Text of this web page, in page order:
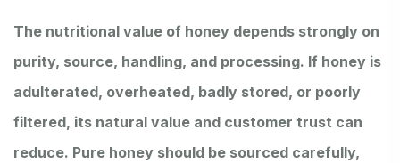
The nutritional value of honey depends strongly on
purity, source, handling, and processing. If honey is
adulterated, overheated, badly stored, or poorly
filtered, its natural value and customer trust can
reduce. Pure honey should be sourced carefully,